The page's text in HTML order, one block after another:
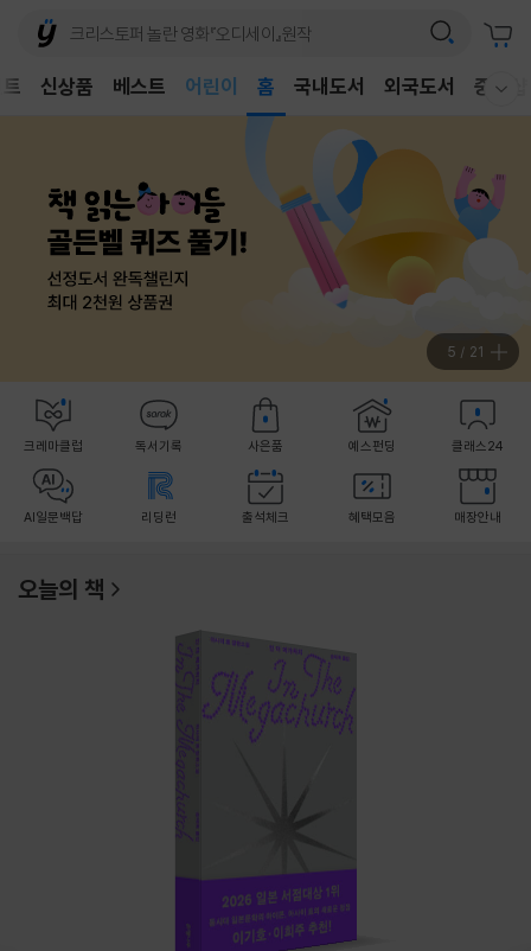
신상품 베스트
독후감
홈 국내도서 외국도서 중고샵
5 / 21
크레마클럽 독서기록 사은품 예스펀딩 클래스24
AI일문백답 리딩런 출석체크 혜택모음 매장안내
오늘의 책